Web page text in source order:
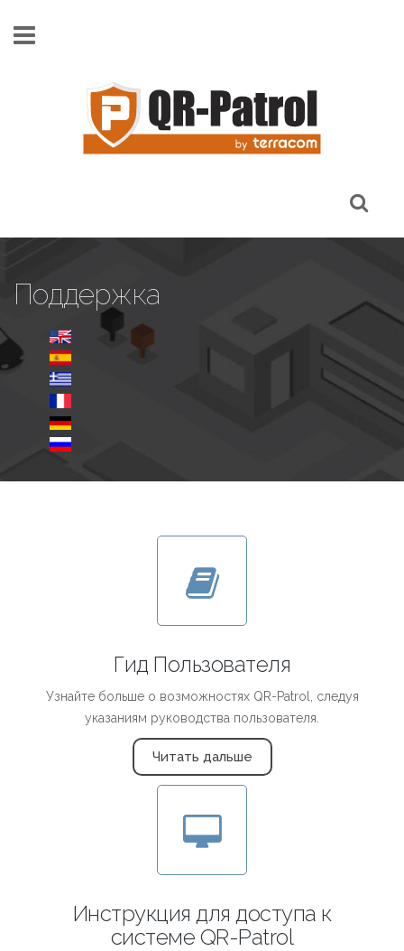
Поддержка
Гид Пользователя
Узнайте больше о возможностях QR-Patrol, следуя
указаниям руководства пользователя.
Читать дальше
Инструкция для доступа к
системе QR-Patrol